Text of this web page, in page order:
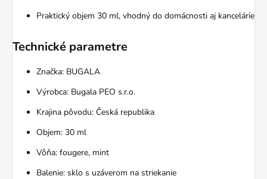
Praktický objem 30 ml, vhodný do domácnosti aj kancelárie
Technické parametre
Značka: BUGALA
Výrobca: Bugala PEO s.r.o.
Krajina pôvodu: Česká republika
Objem: 30 ml
Vôňa: fougere, mint
Balenie: sklo s uzáverom na striekanie